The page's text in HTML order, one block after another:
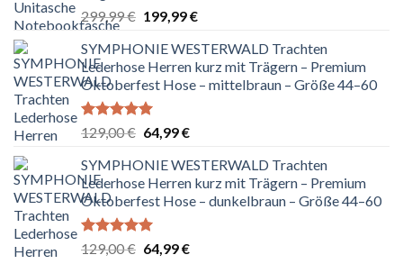
299,99€ Ursprünglicher
war:
299,99 €
199,99€Aktueller
ist:
199,99 €.
SYMPHONIE WESTERWALD Trachten
Lederhose Herren kurz mit Trägern – Premium
Oktoberfest Hose – mittelbraun – Größe 44–60
Bewertet
5.00
von 5
129,00€ Ursprünglicher
war:
129,00 €
64,99€Aktueller
ist:
64,99 €.
SYMPHONIE WESTERWALD Trachten
Lederhose Herren kurz mit Trägern – Premium
Oktoberfest Hose – dunkelbraun – Größe 44–60
Bewertet
5.00
129,00€ Ursprünglicher
64,99€Aktueller